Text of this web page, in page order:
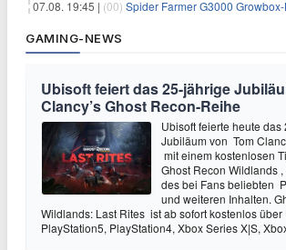
07.08. 19:45 | (00) Spider Farmer G3000 Growbox-Komplettset
GAMING-NEWS
Ubisoft feiert das 25-jährige
Clancy’s Ghost Recon-Reihe
Ubisoft feierte heute das
Jubiläum von Tom
mit einem kostenlosen
Ghost Recon Wildlands
des bei Fans beliebten
und weiteren Inhalten.
Wildlands: Last Rites ist ab sofort kostenlos über
PlayStation5, PlayStation4, Xbox Series X|S,